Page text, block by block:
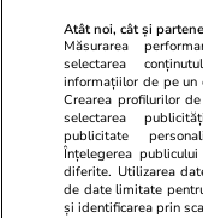
instanță
Atât noi, cât și
Măsurarea
selectarea
informațiilor de pe un
Crearea profilurilor
selectarea
publicitate
Înțelegerea
diferite. Utilizarea
de date limitate
și identificarea prin